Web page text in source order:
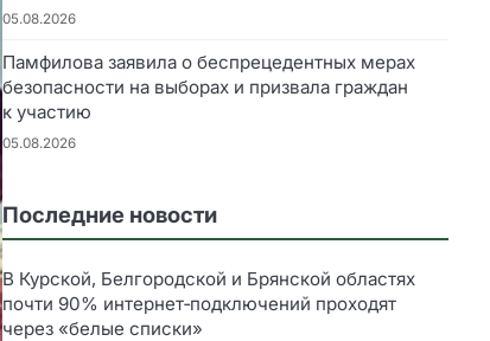
05.08.2026
Памфилова заявила о беспрецедентных мерах
безопасности на выборах и призвала граждан
к участию
05.08.2026
Последние новости
В Курской, Белгородской и Брянской областях
почти 90% интернет‑подключений проходят
через «белые списки»